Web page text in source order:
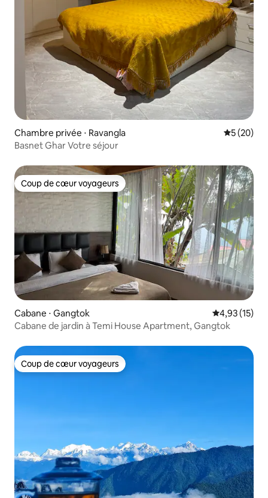
Chambre privée ⋅ Ravangla
5 (20)
Basnet Ghar Votre séjour
Coup de cœur voyageurs
Coup de cœur voyageurs
Cabane ⋅ Gangtok Évaluation
4,93 (15)
Cabane de jardin à Temi House Apartment, Gangtok
Coup de cœur voyageurs
Coup de cœur voyageurs